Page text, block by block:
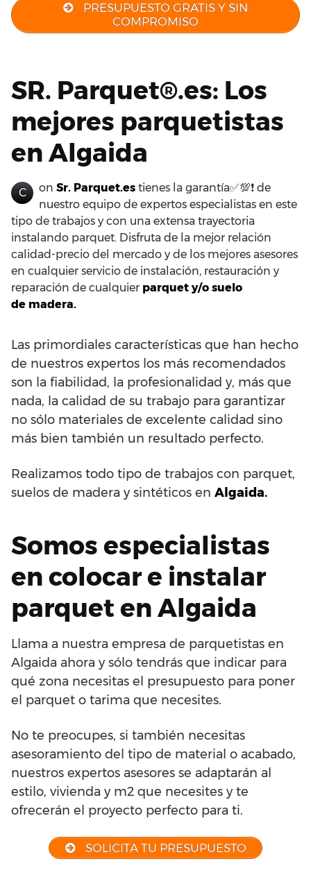
PRESUPUESTO GRATIS Y SIN
COMPROMISO
SR. Parquet®.es: Los
mejores parquetistas
en Algaida
C on Sr. Parquet.es tienes la garantía✅💯❗ de
nuestro equipo de expertos especialistas en este
tipo de trabajos y con una extensa trayectoria
instalando parquet. Disfruta de la mejor relación
calidad-precio del mercado y de los mejores asesores
en cualquier servicio de instalación, restauración y
reparación de cualquier parquet y/o suelo
de madera.
Las primordiales características que han hecho
de nuestros expertos los más recomendados
son la fiabilidad, la profesionalidad y, más que
nada, la calidad de su trabajo para garantizar
no sólo materiales de excelente calidad sino
más bien también un resultado perfecto.
Realizamos todo tipo de trabajos con parquet,
suelos de madera y sintéticos en Algaida.
Somos especialistas
en colocar e instalar
parquet en Algaida
Llama a nuestra empresa de parquetistas en
Algaida ahora y sólo tendrás que indicar para
qué zona necesitas el presupuesto para poner
el parquet o tarima que necesites.
No te preocupes, si también necesitas
asesoramiento del tipo de material o acabado,
nuestros expertos asesores se adaptarán al
estilo, vivienda y m2 que necesites y te
ofrecerán el proyecto perfecto para ti.
SOLICITA TU PRESUPUESTO